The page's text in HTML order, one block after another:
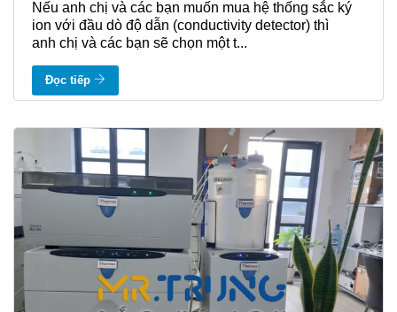
Nếu anh chị và các bạn muốn mua hệ thống sắc ký
ion với đầu dò độ dẫn (conductivity detector) thì
anh chị và các bạn sẽ chọn một t...
Đọc tiếp